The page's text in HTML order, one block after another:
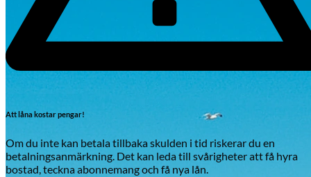
Fordonstyp
MopedbilPickupTransportbilPersonbil
Att låna kostar pengar!
Om du inte kan betala tillbaka skulden i tid riskerar du en
betalningsanmärkning. Det kan leda till svårigheter att få hyra
bostad, teckna abonnemang och få nya lån.